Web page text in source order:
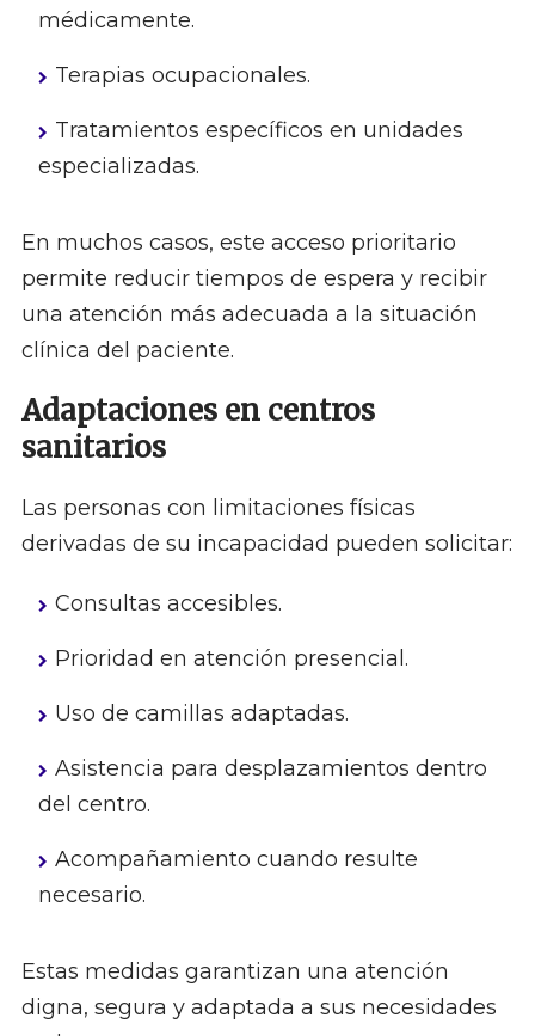
médicamente.
Terapias ocupacionales.
Tratamientos específicos en unidades
especializadas.
En muchos casos, este acceso prioritario
permite reducir tiempos de espera y recibir
una atención más adecuada a la situación
clínica del paciente.
Adaptaciones en centros
sanitarios
Las personas con limitaciones físicas
derivadas de su incapacidad pueden solicitar:
Consultas accesibles.
Prioridad en atención presencial.
Uso de camillas adaptadas.
Asistencia para desplazamientos dentro
del centro.
Acompañamiento cuando resulte
necesario.
Estas medidas garantizan una atención
digna, segura y adaptada a sus necesidades